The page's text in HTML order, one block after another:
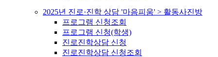
2025년 진로·진학 상담 '마음피움' > 활동사진방
프로그램 신청조회
프로그램 신청(학생)
진로진학상담 신청
진로진학상담 신청조회